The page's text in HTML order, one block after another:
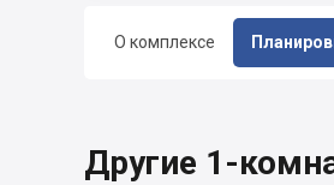
О комплексе
Другие 1-